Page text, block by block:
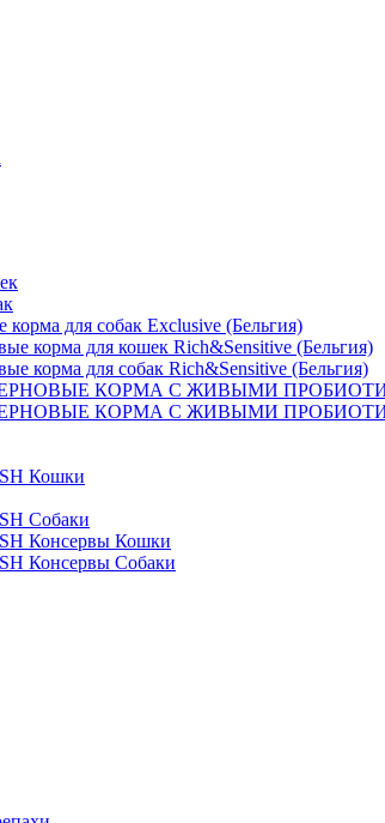
корма для собак Exclusive (Бельгия)
корма для кошек Rich&Sensitive (Бельгия)
корма для собак Rich&Sensitive (Бельгия)
КОРМА С ЖИВЫМИ
КОРМА С ЖИВЫМИ
Кошки
Собаки
Консервы Кошки
Консервы Собаки